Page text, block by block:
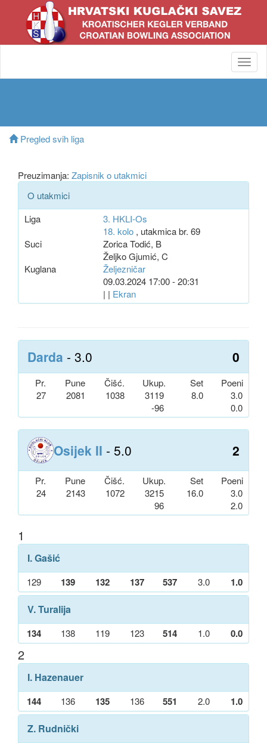
Pregled svih liga
Preuzimanja: Zapisnik o utakmici
O utakmici
Liga
3. HKLI-Os
18. kolo, utakmica br. 69
Suci
Zorica Todić, B
Željko Gjumić, C
Kuglana
Željezničar
09.03.2024 17:00 - 20:31
| | Ekran
Darda - 3.0 0
Pr. Pune Čišć. Ukup. Set
Poeni
27
2081 1038
3119
-96
8.0
3.0
0.0
Osijek II - 5.0 2
Pr. Pune Čišć. Ukup. Set
Poeni
24
2143 1072
3215
96
16.0
3.0
2.0
1
I. Gašić
129 139 132 137 537 3.0 1.0
V. Turalija
134 138 119 123 514 1.0 0.0
2
I. Hazenauer
144 136 135 136 551 2.0 1.0
Z. Rudnički